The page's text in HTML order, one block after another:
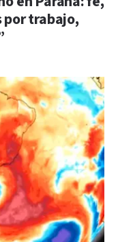
trabajo,